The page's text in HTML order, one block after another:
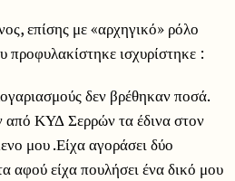
επίσης με «αρχηγικό» ρόλο
προφυλακίστηκε ισχυρίστηκε :
δεν βρέθηκαν ποσά.
ΚΥΔ Σερρών τα έδινα στον
μου .Είχα αγοράσει δύο
αφού είχα πουλήσει ένα δικό μου